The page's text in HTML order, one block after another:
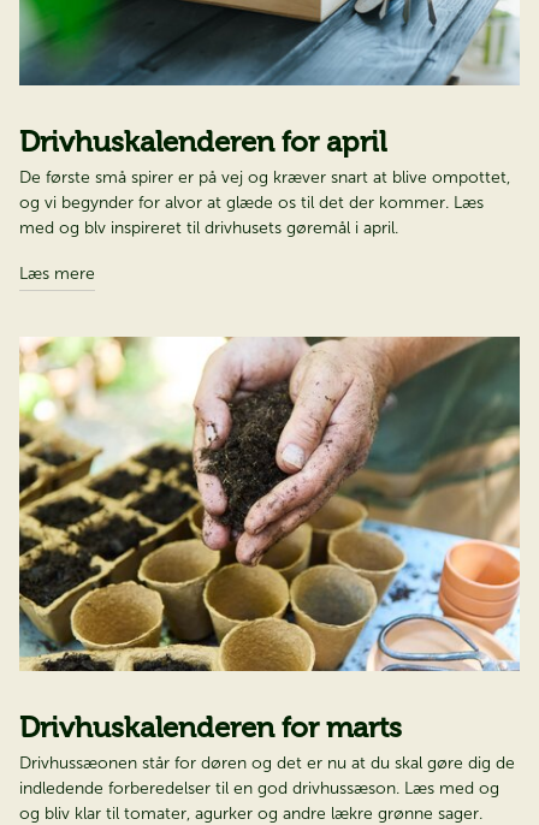
Drivhuskalenderen for april​​​​​​​
De første små spirer er på vej og kræver snart at blive ompottet,
og vi begynder for alvor at glæde os til det der kommer. Læs
med og blv inspireret til drivhusets gøremål i april.
Læs mere
Drivhuskalenderen for marts
Drivhussæonen står for døren og det er nu at du skal gøre dig de
indledende forberedelser til en god drivhussæson. Læs med og
og bliv klar til tomater, agurker og andre lækre grønne sager.